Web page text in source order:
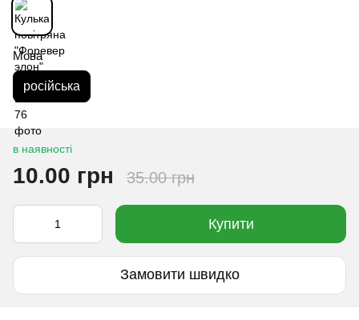
Мова
російська
в наявності
10.00 грн 35.00 грн
Купити
Замовити швидко